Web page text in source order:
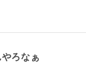
ろなぁ